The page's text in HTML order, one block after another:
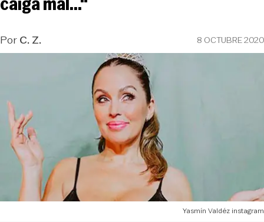
PorC. Z. 8 OCTUBRE 2020
Yasmín Valdéz instagram